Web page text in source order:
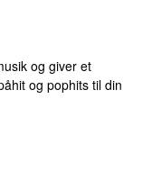
og giver et
og pophits til din